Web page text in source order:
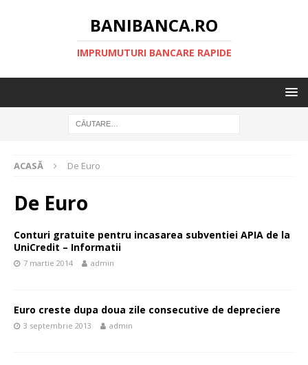
BANIBANCA.RO
IMPRUMUTURI BANCARE RAPIDE
ACASĂ De Euro
De Euro
Conturi gratuite pentru incasarea subventiei APIA de la
UniCredit – Informatii
7 martie 2014 admin
Euro creste dupa doua zile consecutive de depreciere
3 septembrie 2013 admin